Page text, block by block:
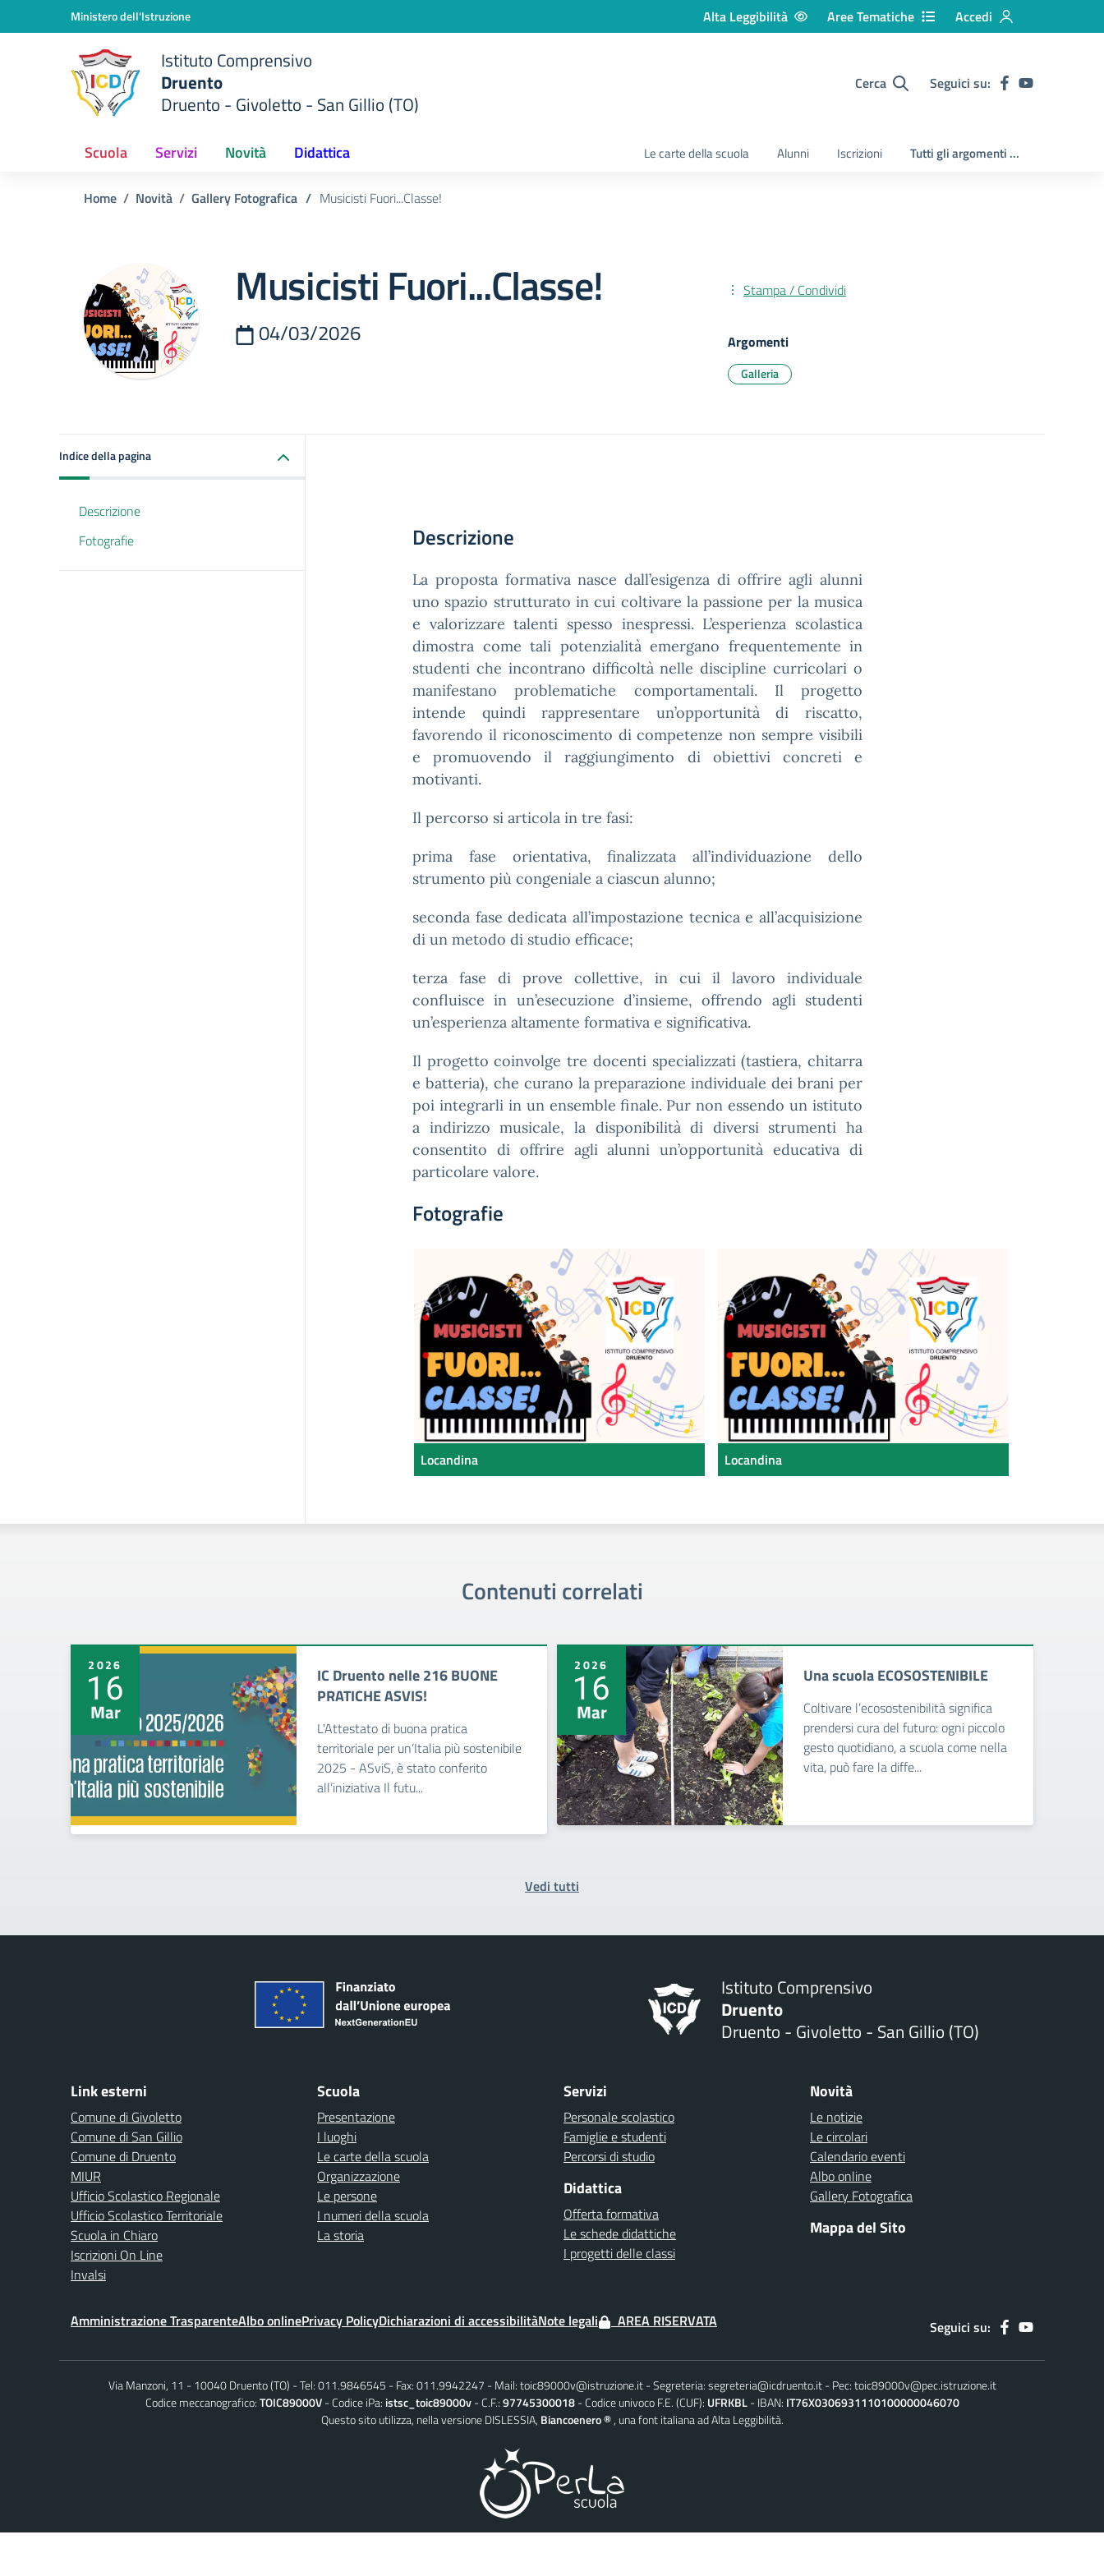
Vai ai contenuti
Vai al menu di navigazione
Ministero dell'Istruzione Alta Leggibilità Aree Tematiche Accedi
Istituto Comprensivo
Druento
Druento - Givoletto - San Gillio (TO)
Cerca Seguici su:
Scuola Servizi Novità Didattica Le carte della scuola Alunni Iscrizioni Tutti gli argomenti ...
Home Novità Gallery Fotografica / Musicisti Fuori...Classe!
Musicisti Fuori...Classe!
04/03/2026
Stampa / Condividi
Argomenti
Galleria
Indice della pagina
Descrizione
Fotografie
Descrizione
La proposta formativa nasce dall’esigenza di offrire agli alunni
uno spazio strutturato in cui coltivare la passione per la musica
e valorizzare talenti spesso inespressi. L’esperienza scolastica
dimostra come tali potenzialità emergano frequentemente in
studenti che incontrano difficoltà nelle discipline curricolari o
manifestano problematiche comportamentali. Il progetto
intende quindi rappresentare un’opportunità di riscatto,
favorendo il riconoscimento di competenze non sempre visibili
e promuovendo il raggiungimento di obiettivi concreti e
motivanti.
Il percorso si articola in tre fasi:
prima fase orientativa, finalizzata all’individuazione dello
strumento più congeniale a ciascun alunno;
seconda fase dedicata all’impostazione tecnica e all’acquisizione
di un metodo di studio efficace;
terza fase di prove collettive, in cui il lavoro individuale
confluisce in un’esecuzione d’insieme, offrendo agli studenti
un’esperienza altamente formativa e significativa.
Il progetto coinvolge tre docenti specializzati (tastiera, chitarra
e batteria), che curano la preparazione individuale dei brani per
poi integrarli in un ensemble finale. Pur non essendo un istituto
a indirizzo musicale, la disponibilità di diversi strumenti ha
consentito di offrire agli alunni un’opportunità educativa di
particolare valore.
Fotografie
Locandina Locandina
Contenuti correlati
2026
16
Mar
IC Druento nelle 216 BUONE
PRATICHE ASVIS!
L'Attestato di buona pratica
territoriale per un’Italia più sostenibile
2025 - ASviS, è stato conferito
all’iniziativa Il futu...
2026
16
Mar
Una scuola ECOSOSTENIBILE
Coltivare l’ecosostenibilità significa
prendersi cura del futuro: ogni piccolo
gesto quotidiano, a scuola come nella
vita, può fare la diffe...
Vedi tutti
Istituto Comprensivo
Druento
Druento - Givoletto - San Gillio (TO)
Link esterni
Comune di Givoletto
Comune di San Gillio
Comune di Druento
MIUR
Ufficio Scolastico Regionale
Ufficio Scolastico Territoriale
Scuola in Chiaro
Iscrizioni On Line
Invalsi
Scuola
Presentazione
I luoghi
Le carte della scuola
Organizzazione
Le persone
I numeri della scuola
La storia
Servizi
Personale scolastico
Famiglie e studenti
Percorsi di studio
Didattica
Offerta formativa
Le schede didattiche
I progetti delle classi
Novità
Le notizie
Le circolari
Calendario eventi
Albo online
Gallery Fotografica
Mappa del Sito
Amministrazione TrasparenteAlbo onlinePrivacy PolicyDichiarazioni di accessibilitàNote legali AREA RISERVATA Seguici su:
Via Manzoni, 11 - 10040 Druento (TO) Tel: 011.9846545 Fax: 011.9942247 Mail:toic89000v@istruzione.it Segreteria:segreteria@icdruento.it Pec:toic89000v@pec.istruzione.it
Codice meccanografico:TOIC89000V Codice iPa: istsc_toic89000v C.F.:97745300018 Codice univoco F.E. (CUF): UFRKBL IBAN: IT76X0306931110100000046070
Questo sito utilizza, nella versione DISLESSIA, Biancoenero ® , una font italiana ad Alta Leggibilità.